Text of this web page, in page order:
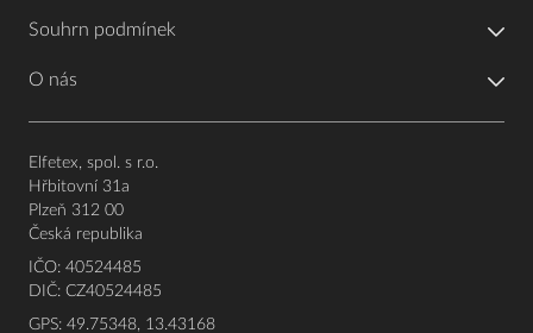
Souhrn podmínek
O nás
Elfetex, spol. s r.o.
Hřbitovní 31a
Plzeň 312 00
Česká republika
IČO: 40524485
DIČ: CZ40524485
GPS: 49.75348, 13.43168